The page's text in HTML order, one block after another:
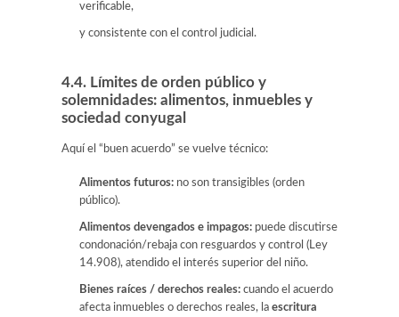
verificable,
y consistente con el control judicial.
4.4. Límites de orden público y
solemnidades: alimentos, inmuebles y
sociedad conyugal
Aquí el “buen acuerdo” se vuelve técnico:
Alimentos futuros: no son transigibles (orden
público).
Alimentos devengados e impagos: puede discutirse
condonación/rebaja con resguardos y control (Ley
14.908), atendido el interés superior del niño.
Bienes raíces / derechos reales: cuando el acuerdo
afecta inmuebles o derechos reales, la escritura